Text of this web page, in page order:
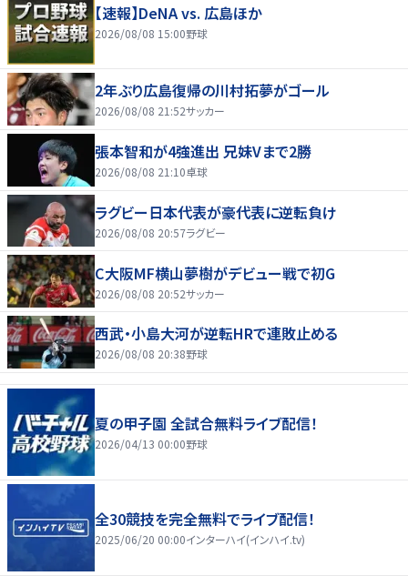
【速報】DeNA vs. 広島ほか
2026/08/08 15:00野球
2年ぶり広島復帰の川村拓夢がゴール
2026/08/08 21:52サッカー
張本智和が4強進出 兄妹Vまで2勝
2026/08/08 21:10卓球
ラグビー日本代表が豪代表に逆転負け
2026/08/08 20:57ラグビー
C大阪MF横山夢樹がデビュー戦で初G
2026/08/08 20:52サッカー
西武・小島大河が逆転HRで連敗止める
2026/08/08 20:38野球
夏の甲子園 全試合無料ライブ配信！
2026/04/13 00:00野球
全30競技を完全無料でライブ配信！
2025/06/20 00:00インターハイ(インハイ.tv)